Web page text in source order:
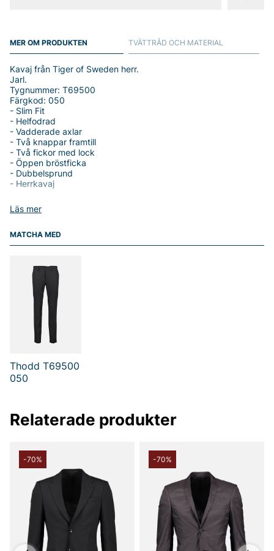
MER OM PRODUKTEN
Läs mer
Kavaj från Tiger of Sweden herr.
Jarl.
Tygnummer: T69500
Färgkod: 050
- Slim Fit
- Helfodrad
- Vadderade axlar
- Två knappar framtill
- Två fickor med lock
- Öppen bröstficka
- Dubbelsprund
- Herrkavaj
Tack för att du handlar i vår webbshop. Besök oss även i vår
butik i Vingåker.
TVÄTTRÅD OCH MATERIAL
MATCHA MED
Thodd T69500
050
Relaterade produkter
-70% -70%